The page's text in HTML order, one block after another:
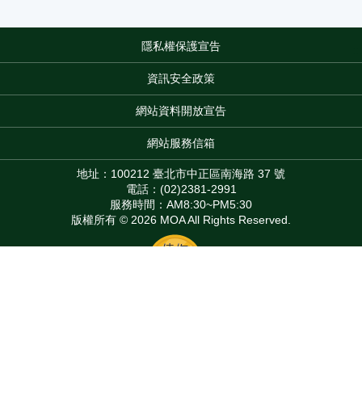
隱私權保護宣告
資訊安全政策
網站資料開放宣告
網站服務信箱
地址：100212 臺北市中正區南海路 37 號
電話：(02)2381-2991
服務時間：AM8:30~PM5:30
版權所有 © 2026 MOA All Rights Reserved.